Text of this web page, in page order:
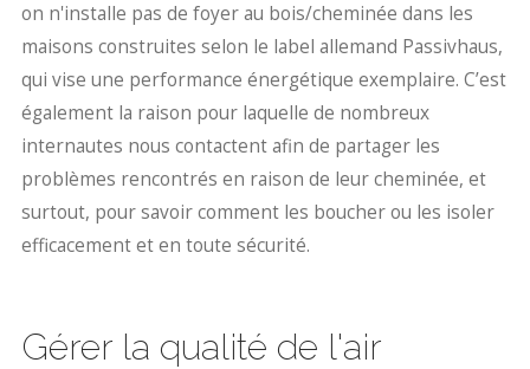
on n'installe pas de foyer au bois/cheminée dans les
maisons construites selon le label allemand Passivhaus,
qui vise une performance énergétique exemplaire. C’est
également la raison pour laquelle de nombreux
internautes nous contactent afin de partager les
problèmes rencontrés en raison de leur cheminée, et
surtout, pour savoir comment les boucher ou les isoler
efficacement et en toute sécurité.
Gérer la qualité de l'air